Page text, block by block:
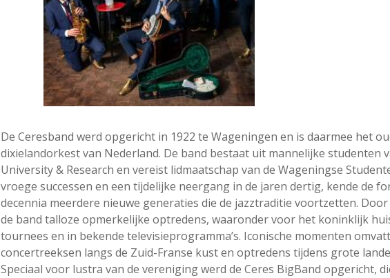
De Ceresband werd opgericht in 1922 te Wageningen en is daarmee het
dixielandorkest van Nederland. De band bestaat uit mannelijke studenten
University & Research en vereist lidmaatschap van de Wageningse
vroege successen en een tijdelijke neergang in de jaren dertig, kende de
decennia meerdere nieuwe generaties die de jazztraditie voortzetten.
de band talloze opmerkelijke optredens, waaronder voor het koninklijk
tournees en in bekende televisieprogramma’s. Iconische momenten
concertreeksen langs de Zuid-Franse kust en optredens tijdens grote
Speciaal voor lustra van de vereniging werd de Ceres BigBand opgericht,